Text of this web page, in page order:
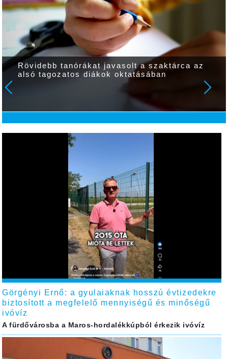
Spiró György: Repedt kályhámon macska ül
Görgényi Ernő: a gyulaiaknak hosszú évtizedekre
biztosított a megfelelő mennyiségű és minőségű
ivóvíz
A fürdővárosba a Maros-hordalékkúpból érkezik ivóvíz